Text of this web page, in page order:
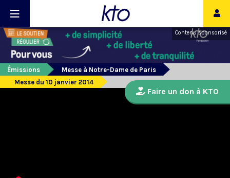
Contenu sponsorisé
Émissions
Messe à Notre-Dame de Paris
Messe du 10 janvier 2014
Faire un don à KTO